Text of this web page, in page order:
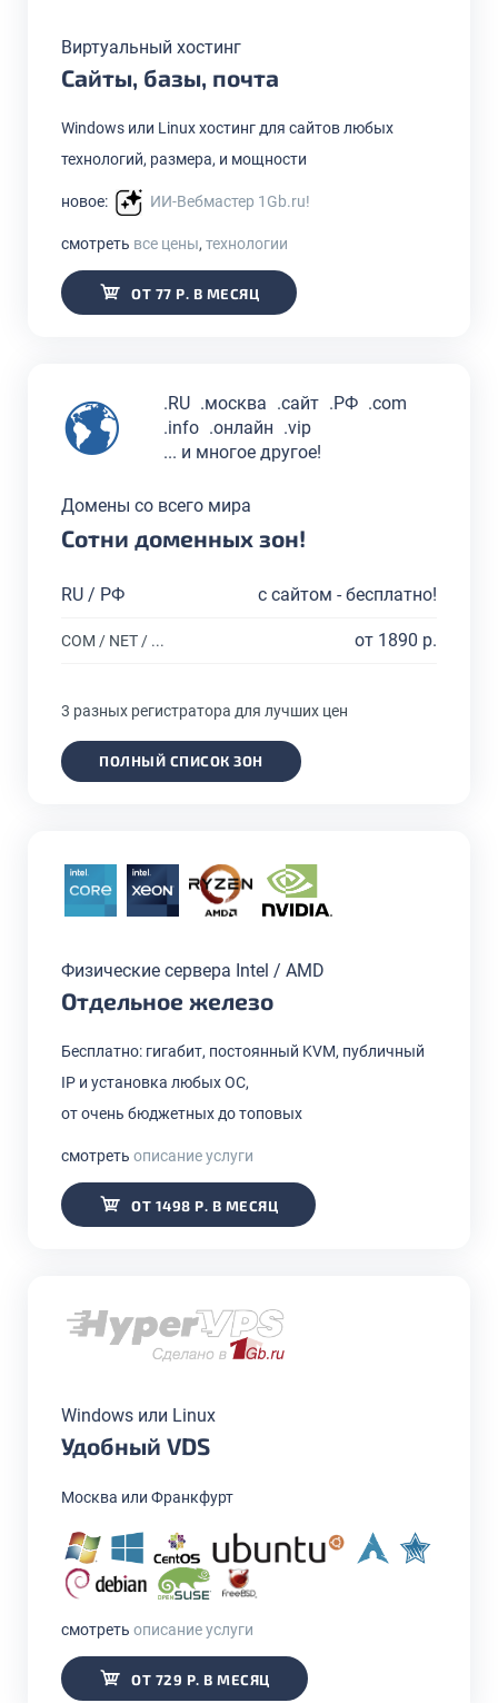
Виртуальный хостинг
Сайты, базы, почта
Windows или Linux хостинг для сайтов любых
технологий, размера, и мощности
новое: ИИ-Вебмастер 1Gb.ru!
смотреть все цены, технологии
ОТ 77 Р. В МЕСЯЦ
.RU .москва .сайт .РФ .com
.info .онлайн .vip
... и многое другое!
Домены со всего мира
Сотни доменных зон!
RU / РФ с сайтом - бесплатно!
COM / NET / ... от 1890 р.
3 разных регистратора для лучших цен
ПОЛНЫЙ СПИСОК ЗОН
Физические сервера Intel / AMD
Отдельное железо
Бесплатно: гигабит, постоянный KVM, публичный
IP и установка любых ОС,
от очень бюджетных до топовых
смотреть описание услуги
ОТ 1498 Р. В МЕСЯЦ
Windows или Linux
Удобный VDS
Москва или Франкфурт
смотреть описание услуги
ОТ 729 Р. В МЕСЯЦ